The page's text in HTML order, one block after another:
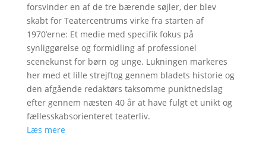
forsvinder en af de tre bærende søjler, der blev
skabt for Teatercentrums virke fra starten af
1970’erne: Et medie med specifik fokus på
synliggørelse og formidling af professionel
scenekunst for børn og unge. Lukningen markeres
her med et lille strejftog gennem bladets historie og
den afgående redaktørs taksomme punktnedslag
efter gennem næsten 40 år at have fulgt et unikt og
fællesskabsorienteret teaterliv.
Læs mere